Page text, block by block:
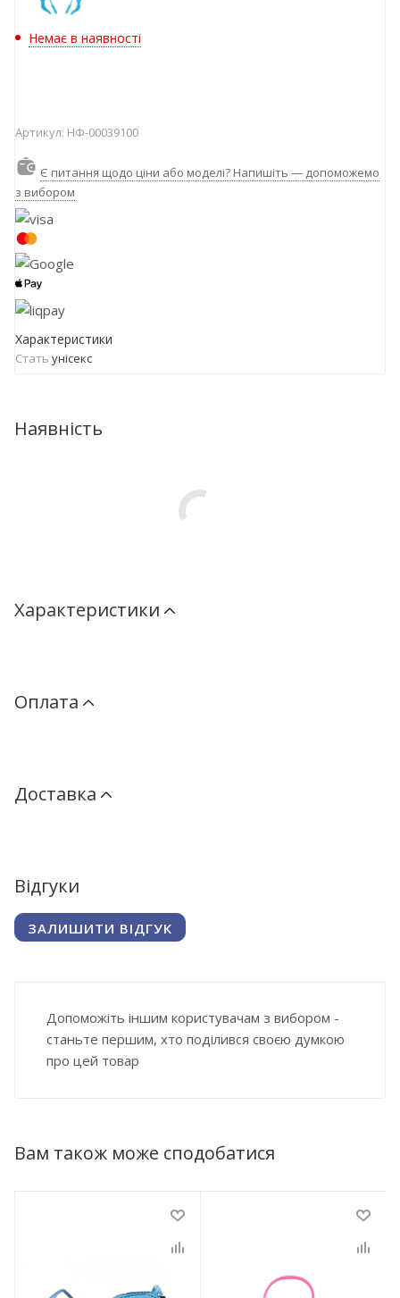
Немає в наявності
Артикул: НФ-00039100
Є питання щодо ціни або моделі? Напишіть — допоможемо
з вибором
Характеристики
Стать унісекс
Наявність
Характеристики
Оплата
Доставка
Відгуки
ЗАЛИШИТИ ВІДГУК
Допоможіть іншим користувачам з вибором -
станьте першим, хто поділився своєю думкою
про цей товар
Вам також може сподобатися